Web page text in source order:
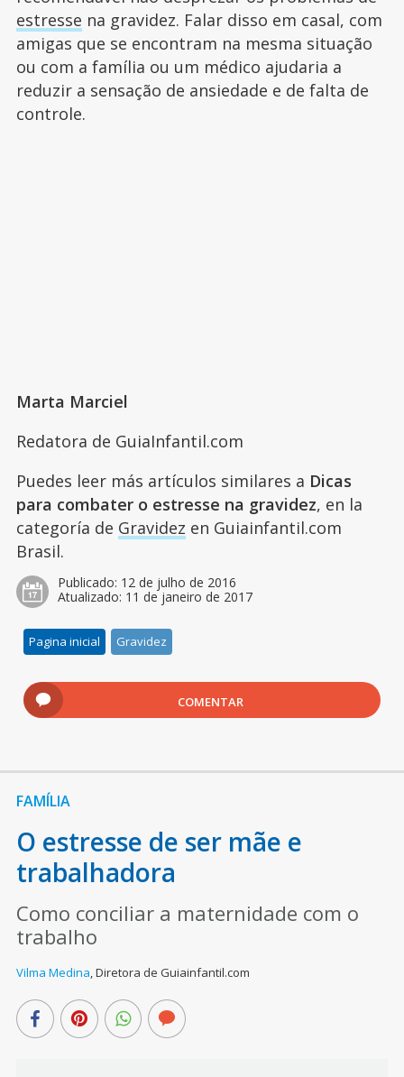
estresse na gravidez. Falar disso em casal, com
amigas que se encontram na mesma situação
ou com a família ou um médico ajudaria a
reduzir a sensação de ansiedade e de falta de
controle.
Marta Marciel
Redatora de GuiaInfantil.com
Puedes leer más artículos similares a Dicas
para combater o estresse na gravidez, en la
categoría de Gravidez en Guiainfantil.com
Brasil.
Publicado: 12 de julho de 2016
Atualizado: 11 de janeiro de 2017
Pagina inicial Gravidez
COMENTAR
FAMÍLIA
O estresse de ser mãe e
trabalhadora
Como conciliar a maternidade com o
trabalho
Vilma Medina,Diretora de Guiainfantil.com